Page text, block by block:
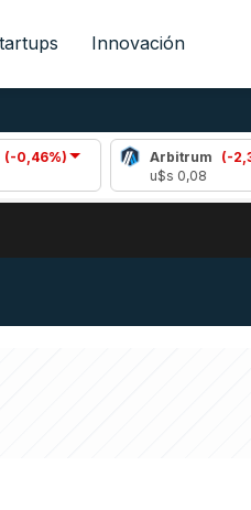
Innovación
Arbitrum
(-2,30%)
DE BITCOIN Y ESTA